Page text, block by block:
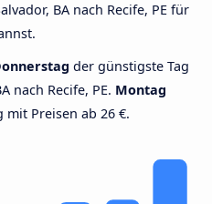
BA nach Recife, PE für
der günstigste Tag
nach Recife, PE. Montag
mit Preisen ab 26 €.